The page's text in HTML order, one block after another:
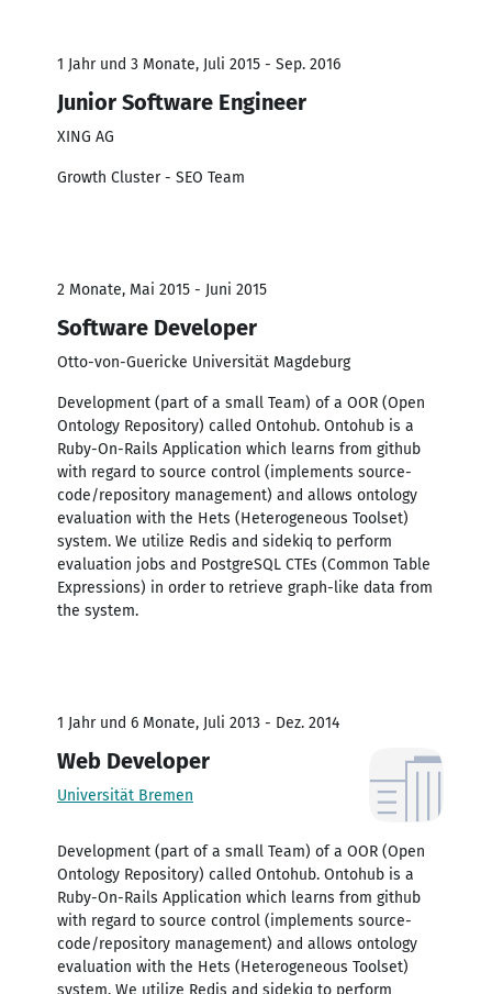
1 Jahr und 3 Monate, Juli 2015 - Sep. 2016
Junior Software Engineer
XING AG
Growth Cluster - SEO Team
2 Monate, Mai 2015 - Juni 2015
Software Developer
Otto-von-Guericke Universität Magdeburg
Development (part of a small Team) of a OOR (Open
Ontology Repository) called Ontohub. Ontohub is a
Ruby-On-Rails Application which learns from github
with regard to source control (implements source-
code/repository management) and allows ontology
evaluation with the Hets (Heterogeneous Toolset)
system. We utilize Redis and sidekiq to perform
evaluation jobs and PostgreSQL CTEs (Common Table
Expressions) in order to retrieve graph-like data from
the system.
1 Jahr und 6 Monate, Juli 2013 - Dez. 2014
Web Developer
Universität Bremen
Development (part of a small Team) of a OOR (Open
Ontology Repository) called Ontohub. Ontohub is a
Ruby-On-Rails Application which learns from github
with regard to source control (implements source-
code/repository management) and allows ontology
evaluation with the Hets (Heterogeneous Toolset)
system. We utilize Redis and sidekiq to perform